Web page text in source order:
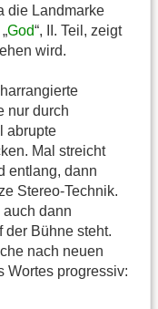
die Landmarke
God“, II. Teil, zeigt
wird.
nur durch
abrupte
Mal streicht
entlang, dann
Stereo-Technik.
dann
der Bühne steht.
nach neuen
Wortes progressiv: